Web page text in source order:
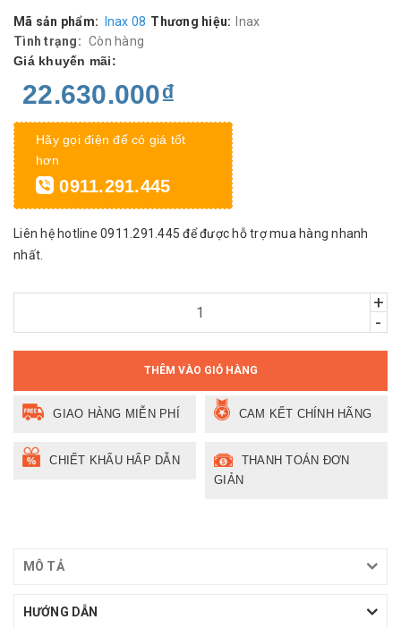
Mã sản phẩm: Inax 08 Thương hiệu:
Inax
Tình trạng: Còn hàng
Giá khuyến mãi:
22.630.000₫
Hãy gọi điện để có giá tốt
hơn
0911.291.445
Liên hệ hotline 0911.291.445 để được hỗ trợ mua hàng nhanh
nhất.
+
-
THÊM VÀO GIỎ HÀNG
GIAO HÀNG MIỄN PHÍ CAM KẾT CHÍNH HÃNG
CHIẾT KHẤU HẤP DẪN
THANH TOÁN ĐƠN
GIẢN
MÔ TẢ
HƯỚNG DẪN